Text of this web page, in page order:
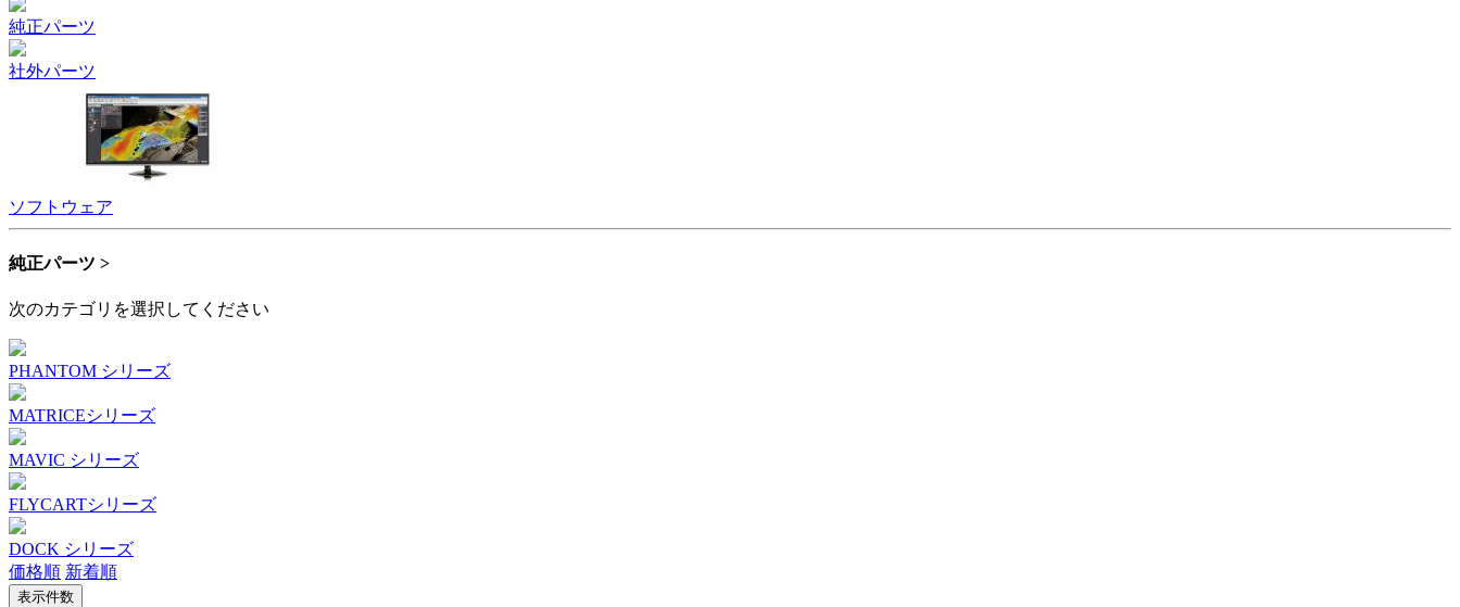
純正パーツ
社外パーツ
ソフトウェア
純正パーツ >
次のカテゴリを選択してください
PHANTOM シリーズ
MATRICEシリーズ
MAVIC シリーズ
FLYCARTシリーズ
DOCK シリーズ
価格順 新着順
表示件数